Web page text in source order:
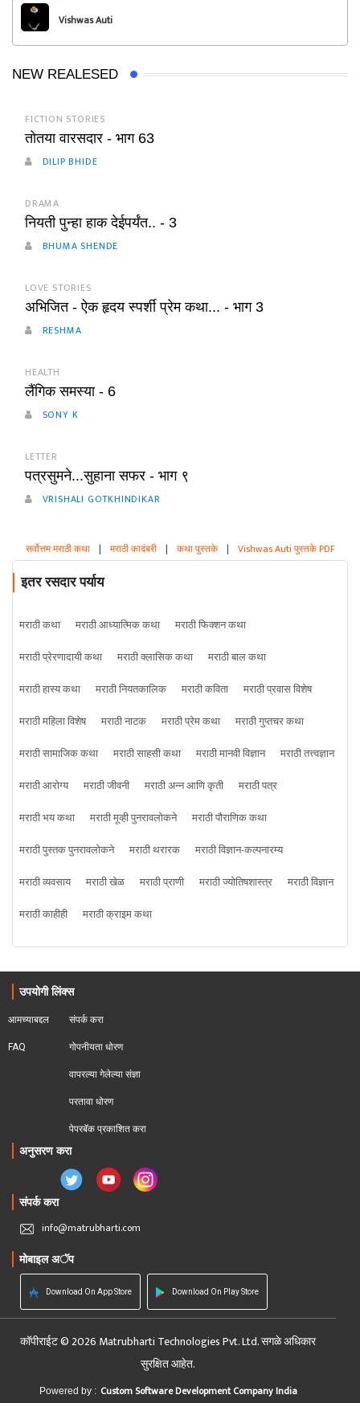
Vishwas Auti
NEW REALESED
FICTION STORIES
तोतया वारसदार - भाग 63
DILIP BHIDE
DRAMA
नियती पुन्हा हाक देईपर्यंत.. - 3
BHUMA SHENDE
LOVE STORIES
अभिजित - ऐक हृदय स्पर्शी प्रेम कथा... - भाग 3
RESHMA
HEALTH
लैंगिक समस्या - 6
SONY K
LETTER
पत्रसुमने...सुहाना सफर - भाग ९
VRISHALI GOTKHINDIKAR
सर्वोत्तम मराठी कथा | मराठी कादंबरी | कथा पुस्तके | Vishwas Auti पुस्तके PDF
इतर रसदार पर्याय
मराठी कथा मराठी आध्यात्मिक कथा
मराठी फिक्शन कथा
मराठी प्रेरणादायी कथा
मराठी क्लासिक कथा
मराठी बाल कथा
मराठी हास्य कथा
मराठी नियतकालिक मराठी कविता
मराठी प्रवास विशेष
मराठी महिला विशेष
मराठी नाटक मराठी प्रेम कथा
मराठी गुप्तचर कथा
मराठी सामाजिक कथा
मराठी साहसी कथा मराठी मानवी विज्ञान
मराठी तत्त्वज्ञान
मराठी आरोग्य
मराठी जीवनी मराठी अन्न आणि कृती
मराठी पत्र
मराठी भय कथा
मराठी मूव्ही पुनरावलोकने
मराठी पौराणिक कथा
मराठी पुस्तक पुनरावलोकने
मराठी थरारक
मराठी विज्ञान-कल्पनारम्य
मराठी व्यवसाय
मराठी खेळ मराठी प्राणी मराठी ज्योतिषशास्त्र
मराठी विज्ञान
मराठी काहीही
मराठी क्राइम कथा
उपयोगी लिंक्स
आमच्याबद्दल
FAQ
संपर्क करा
गोपनीयता धोरण
वापरल्या गेलेल्या संज्ञा
परतावा धोरण
पेपरबॅक प्रकाशित करा
अनुसरण करा
संपर्क करा
info@matrubharti.com
मोबाइल अॅप
Download On App Store Download On Play Store
कॉपीराईट © 2026 Matrubharti Technologies Pvt. Ltd. सगळे अधिकार
सुरक्षित आहेत.
Powered by : Custom Software Development Company India